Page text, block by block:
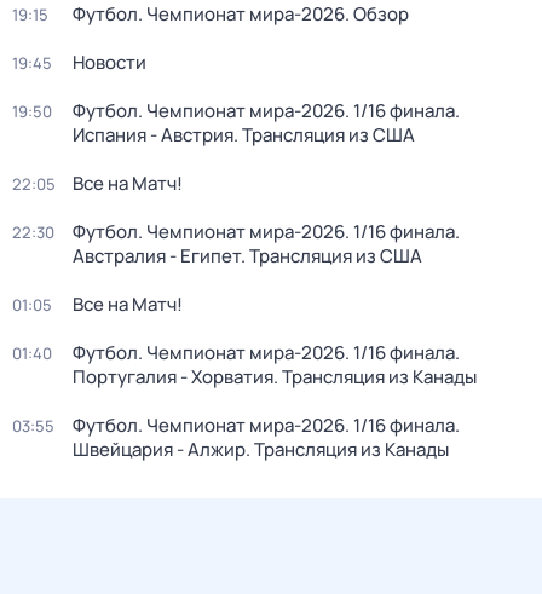
19:15 Футбол. Чемпионат мира-2026. Обзор
19:45 Новости
19:50
Футбол. Чемпионат мира-2026. 1/16 финала.
Испания - Австрия. Трансляция из США
22:05 Все на Матч!
22:30
Футбол. Чемпионат мира-2026. 1/16 финала.
Австралия - Египет. Трансляция из США
01:05 Все на Матч!
01:40
Футбол. Чемпионат мира-2026. 1/16 финала.
Португалия - Хорватия. Трансляция из Канады
03:55
Футбол. Чемпионат мира-2026. 1/16 финала.
Швейцария - Алжир. Трансляция из Канады